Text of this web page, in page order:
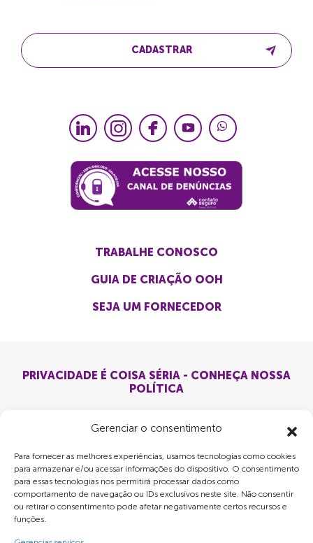
Gerenciar o consentimento
Para fornecer as melhores experiências, usamos tecnologias como cookies
para armazenar e/ou acessar informações do dispositivo. O consentimento
para essas tecnologias nos permitirá processar dados como
comportamento de navegação ou IDs exclusivos neste site. Não consentir
ou retirar o consentimento pode afetar negativamente certos recursos e
funções.
CADASTRAR
TRABALHE CONOSCO
GUIA DE CRIAÇÃO OOH
SEJA UM FORNECEDOR
PRIVACIDADE É COISA SÉRIA - CONHEÇA NOSSA
POLÍTICA